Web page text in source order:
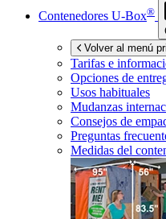
Contenedores U-Box®
Volver al menú
Tarifas e
Opciones de
Usos habituales
Mudanzas
Consejos de
Preguntas
Medidas del